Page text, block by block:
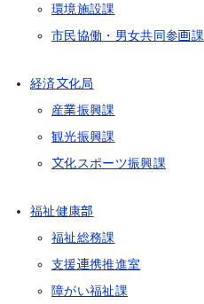
環境施設課
市民協働・男女共同参画課
経済文化局
産業振興課
観光振興課
文化スポーツ振興課
福祉健康部
福祉総務課
支援連携推進室
障がい福祉課